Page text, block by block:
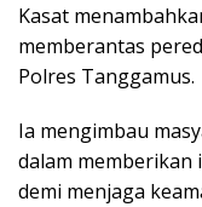
Kasat
memberantas
Polres Tanggamus.
Ia mengimbau
dalam memberikan
demi menjaga